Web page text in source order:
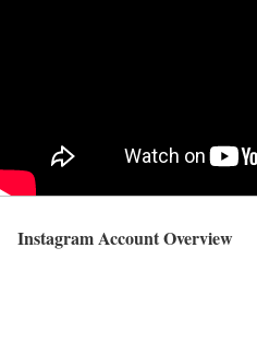
Instagram Account Overview